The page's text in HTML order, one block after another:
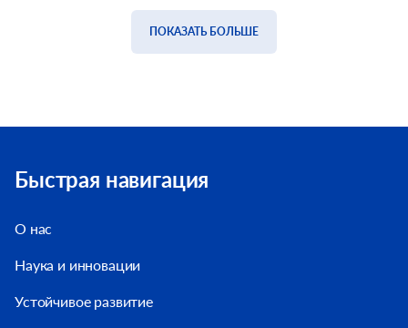
ПОКАЗАТЬ БОЛЬШЕ
Быстрая навигация
О нас
Наука и инновации
Устойчивое развитие